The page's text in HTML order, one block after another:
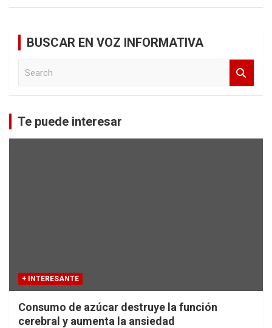
BUSCAR EN VOZ INFORMATIVA
c
h
Te puede interesar
+ INTERESANTE
Consumo de azúcar destruye la función
cerebral y aumenta la ansiedad